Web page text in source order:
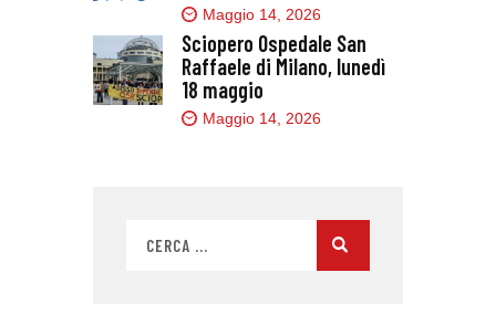
Maggio 14, 2026
Sciopero Ospedale San
Raffaele di Milano, lunedì
18 maggio
Maggio 14, 2026